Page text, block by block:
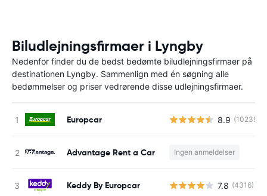
Biludlejningsfirmaer i Lyngby
Nedenfor finder du de bedst bedømte biludlejningsfirmaer på
destinationen Lyngby. Sammenlign med én søgning alle
bedømmelser og priser vedrørende disse udlejningsfirmaer.
Europcar 8.9 (10239)
Advantage Rent a Car Ingen anmeldelser
Keddy By Europcar 7.8 (4316)